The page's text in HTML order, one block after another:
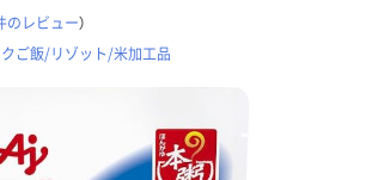
のレビュー）
ご飯/リゾット/米加工品